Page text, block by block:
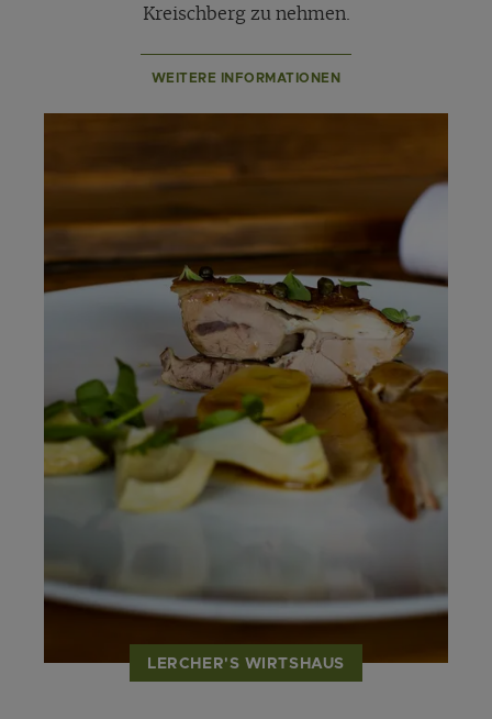
Kreischberg zu nehmen.
WEITERE INFORMATIONEN
LERCHER'S WIRTSHAUS